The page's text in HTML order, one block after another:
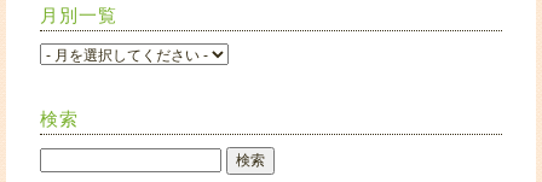
月別一覧
検索